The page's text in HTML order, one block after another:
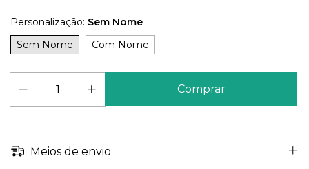
Personalização: Sem Nome
Sem Nome
Com Nome
Meios de envio